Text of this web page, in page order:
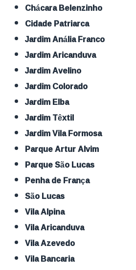
Chácara Belenzinho
Cidade Patriarca
Jardim Anália Franco
Jardim Aricanduva
Jardim Avelino
Jardim Colorado
Jardim Elba
Jardim Têxtil
Jardim Vila Formosa
Parque Artur Alvim
Parque São Lucas
Penha de França
São Lucas
Vila Alpina
Vila Aricanduva
Vila Azevedo
Vila Bancaria